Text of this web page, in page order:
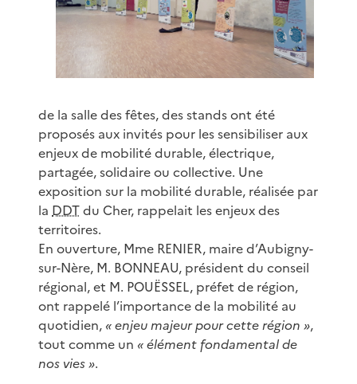
de la salle des fêtes, des stands ont été
proposés aux invités pour les sensibiliser aux
enjeux de mobilité durable, électrique,
partagée, solidaire ou collective. Une
exposition sur la mobilité durable, réalisée par
la DDTdu Cher, rappelait les enjeux des
territoires.
En ouverture, Mme RENIER, maire d’Aubigny-
sur-Nère, M. BONNEAU, président du conseil
régional, et M. POUËSSEL, préfet de région,
ont rappelé l’importance de la mobilité au
quotidien, « enjeu majeur pour cette région »,
tout comme un « élément fondamental de
nos vies ».